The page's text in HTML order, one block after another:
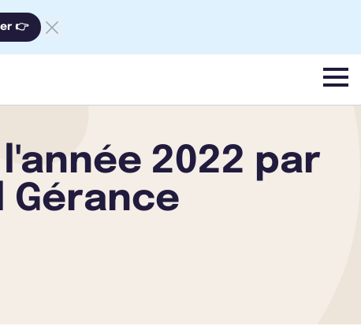
👉
menu
2022 par
Gérance